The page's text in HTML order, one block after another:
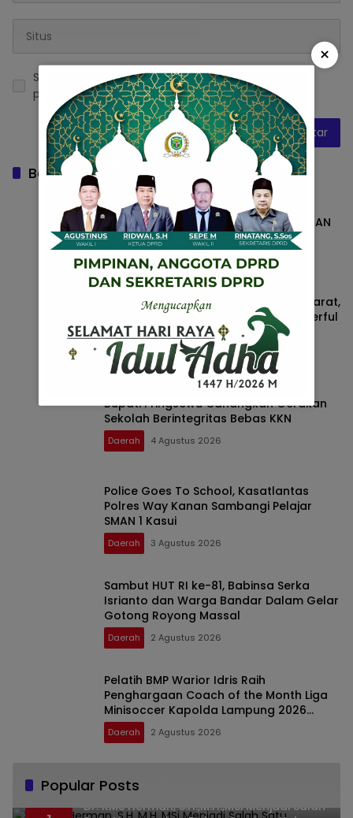
Simpan nama, email, dan situs web saya pada
peramban ini untuk komentar saya berikutnya.
Baca Juga
KODIM 0427/WAY KANAN BANGUN
SARANA SUMUR BOR, WUJUD KEPEDULIAN
TNI TERHADAP AIR BERSIH
Daerah 4 Agustus 2026
Papatn Puti Harumkan Nama Kutai Barat,
Juara III Tari Kreasi di Festival Wonderful
Nusantara
Daerah 4 Agustus 2026
Bupati Pringsewu Canangkan Gerakan
Sekolah Berintegritas Bebas KKN
Daerah 4 Agustus 2026
Police Goes To School, Kasatlantas
Polres Way Kanan Sambangi Pelajar
SMAN 1 Kasui
Daerah 3 Agustus 2026
Sambut HUT RI ke-81, Babinsa Serka
Isrianto dan Warga Bandar Dalam Gelar
Gotong Royong Massal
Daerah 2 Agustus 2026
Pelatih BMP Warior Idris Raih
Penghargaan Coach of the Month Liga
Minisoccer Kapolda Lampung 2026
Kategori U-12
Daerah 2 Agustus 2026
Popular Posts
Dr. KMS Herman, S.H.,M.H.,MSi Menjadi Salah
×